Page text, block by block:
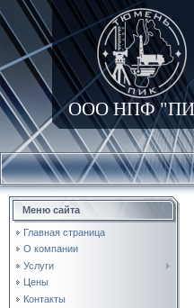
ООО НПФ
Меню сайта
Главная страница
О компании
Услуги
Цены
Контакты